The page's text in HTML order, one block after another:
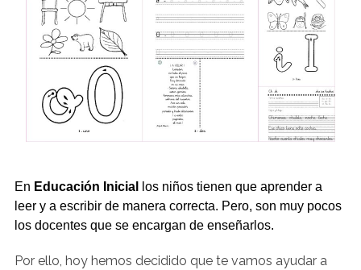
En Educación Inicial
los niños tienen que aprender a
leer y a escribir de manera correcta. Pero, son muy pocos
los docentes que se encargan de enseñarlos.
Por ello, hoy hemos decidido que te vamos ayudar a